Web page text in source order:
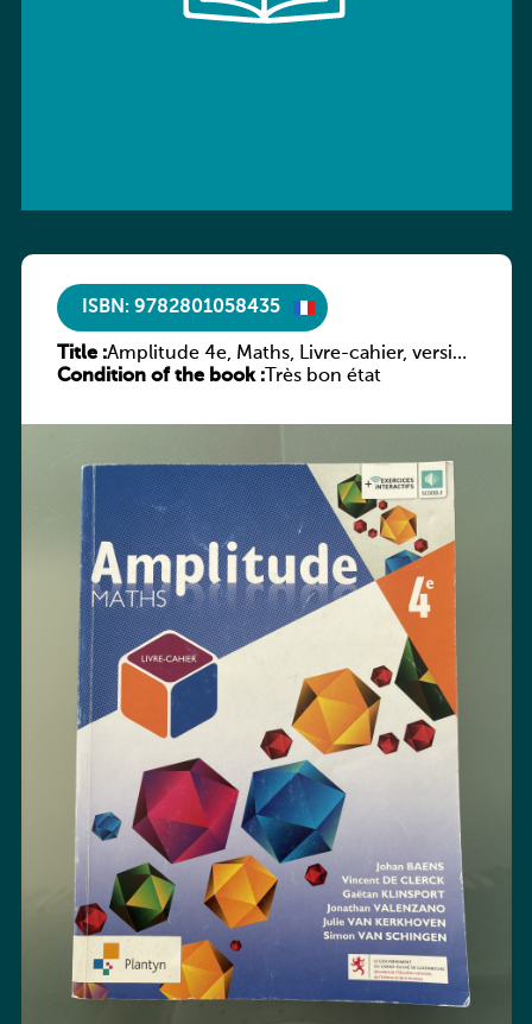
ISBN: 9782801058435
Title :Amplitude 4e, Maths, Livre-cahier, version
luxembourgeoise
Condition of the book :Très bon état